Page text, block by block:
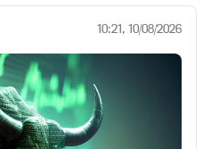
10:21, 10/08/2026